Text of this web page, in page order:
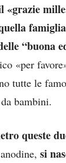
«grazie
“buona
«per
tutte le
bambini.
queste
si